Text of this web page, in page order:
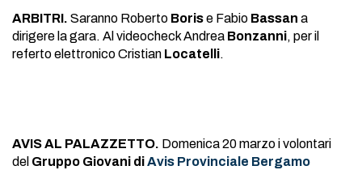
ARBITRI. Saranno Roberto Borise Fabio Bassan a
dirigere la gara. Al videocheck Andrea Bonzanni, per il
referto elettronico Cristian Locatelli.
AVIS AL PALAZZETTO. Domenica 20 marzo i volontari
del Gruppo Giovani diAvis Provinciale Bergamo